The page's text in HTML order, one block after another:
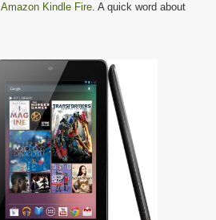
Amazon Kindle Fire. A quick word about